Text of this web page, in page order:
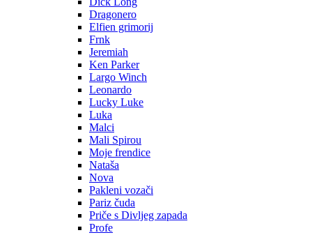
Dragonero
Elfien grimorij
Frnk
Jeremiah
Ken Parker
Largo Winch
Leonardo
Lucky Luke
Luka
Malci
Mali Spirou
Moje frendice
Nataša
Nova
Pakleni vozači
Pariz čuda
Priče s Divljeg zapada
Profe